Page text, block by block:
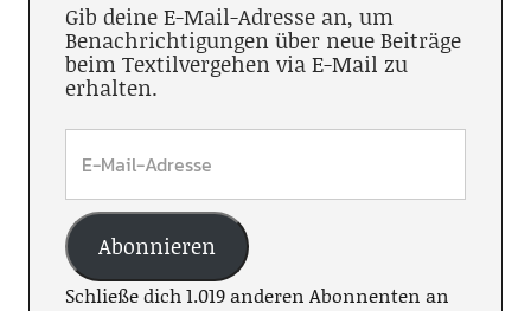
Gib deine E-Mail-Adresse an, um
Benachrichtigungen über neue Beiträge
beim Textilvergehen via E-Mail zu
erhalten.
Abonnieren
Schließe dich 1.019 anderen Abonnenten an